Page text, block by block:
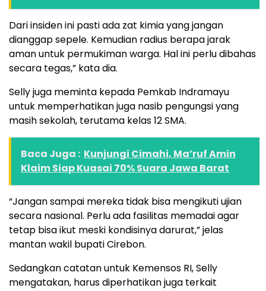
Dari insiden ini pasti ada zat kimia yang jangan
dianggap sepele. Kemudian radius berapa jarak
aman untuk permukiman warga. Hal ini perlu dibahas
secara tegas,” kata dia.
Selly juga meminta kepada Pemkab Indramayu
untuk memperhatikan juga nasib pengungsi yang
masih sekolah, terutama kelas 12 SMA.
Baca Juga : Kunjungi Cimahi, Ma’ruf Amin
Klaim Siap Kuasai 70% Suara Jawa Barat
“Jangan sampai mereka tidak bisa mengikuti ujian
secara nasional. Perlu ada fasilitas memadai agar
tetap bisa ikut meski kondisinya darurat,” jelas
mantan wakil bupati Cirebon.
Sedangkan catatan untuk Kemensos RI, Selly
mengatakan, harus diperhatikan juga terkait